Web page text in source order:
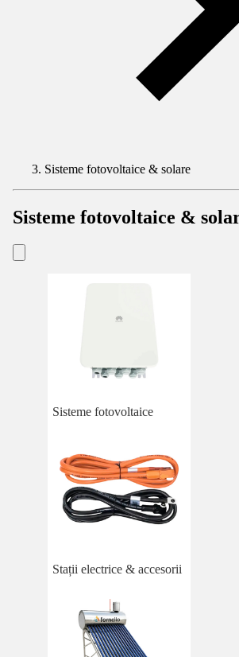
Sisteme fotovoltaice & solare
Sisteme fotovoltaice &
Sisteme fotovoltaice
Stații electrice & accesorii